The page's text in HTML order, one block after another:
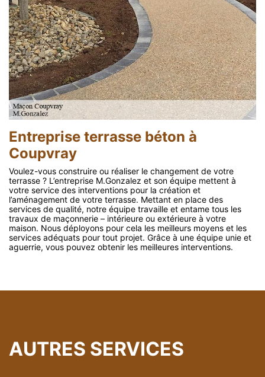
Entreprise terrasse béton à
Coupvray
Voulez-vous construire ou réaliser le changement de votre
terrasse ? L’entreprise M.Gonzalez et son équipe mettent à
votre service des interventions pour la création et
l’aménagement de votre terrasse. Mettant en place des
services de qualité, notre équipe travaille et entame tous les
travaux de maçonnerie – intérieure ou extérieure à votre
maison. Nous déployons pour cela les meilleurs moyens et les
services adéquats pour tout projet. Grâce à une équipe unie et
aguerrie, vous pouvez obtenir les meilleures interventions.
AUTRES SERVICES